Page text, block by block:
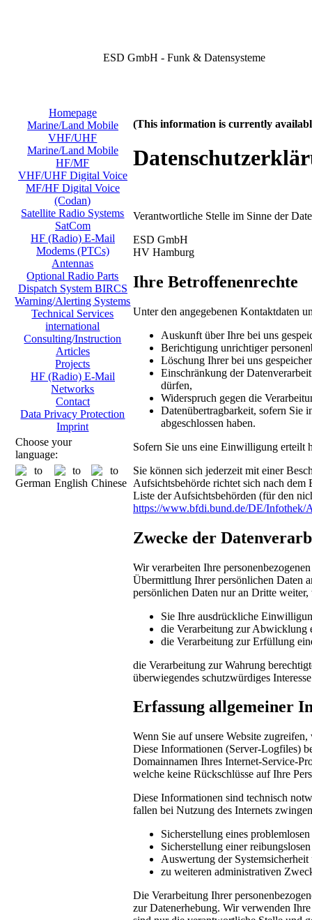
ESD GmbH - Funk & Datensysteme
Homepage
Marine/Land Mobile
VHF/UHF
Marine/Land Mobile
HF/MF
VHF/UHF Digital Voice
MF/HF Digital Voice
(Codan)
Satellite Radio Systems
SatCom
HF (Radio) E-Mail
Modems (PTCs)
Antennas
Optional Radio Parts
Dispatch System BIRCS
Warning/Alerting Systems
Technical Services
international
Consulting/Instruction
Articles
Projects
HF (Radio) E-Mail
Networks
Contact
Data Privacy Protection
Imprint
Choose your
language:
(This information is currently
Verantwortliche Stelle im Sinne der
ESD GmbH
HV Hamburg
Ihre Betroffenenrechte
Unter den angegebenen Kontaktdaten
Auskunft über Ihre bei uns
Berichtigung unrichtiger
Löschung Ihrer bei uns
Einschränkung der
dürfen,
Widerspruch gegen die
Datenübertragbarkeit, sofern Sie
abgeschlossen haben.
Sofern Sie uns eine Einwilligung erteilt
Sie können sich jederzeit mit einer
Aufsichtsbehörde richtet sich nach
Liste der Aufsichtsbehörden (für den
https://www.bfdi.bund.de/DE/Infothek/
Zwecke der
Wir verarbeiten Ihre
Übermittlung Ihrer persönlichen Daten
persönlichen Daten nur an Dritte weiter,
Sie Ihre ausdrückliche
die Verarbeitung zur Abwicklung
die Verarbeitung zur Erfüllung
die Verarbeitung zur Wahrung
überwiegendes schutzwürdiges
Erfassung allgemeiner
Wenn Sie auf unsere Website
Diese Informationen (Server-Logfiles)
Domainnamen Ihres Internet-Service-
welche keine Rückschlüsse auf Ihre
Diese Informationen sind technisch
fallen bei Nutzung des Internets
Sicherstellung eines
Sicherstellung einer
Auswertung der
zu weiteren administrativen
Die Verarbeitung Ihrer
zur Datenerhebung. Wir verwenden